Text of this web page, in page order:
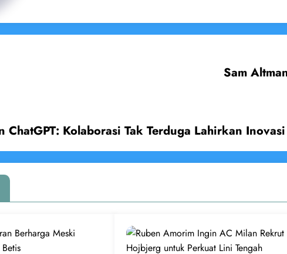
Sam
ChatGPT: Kolaborasi Tak Terduga Lahirkan Inovasi